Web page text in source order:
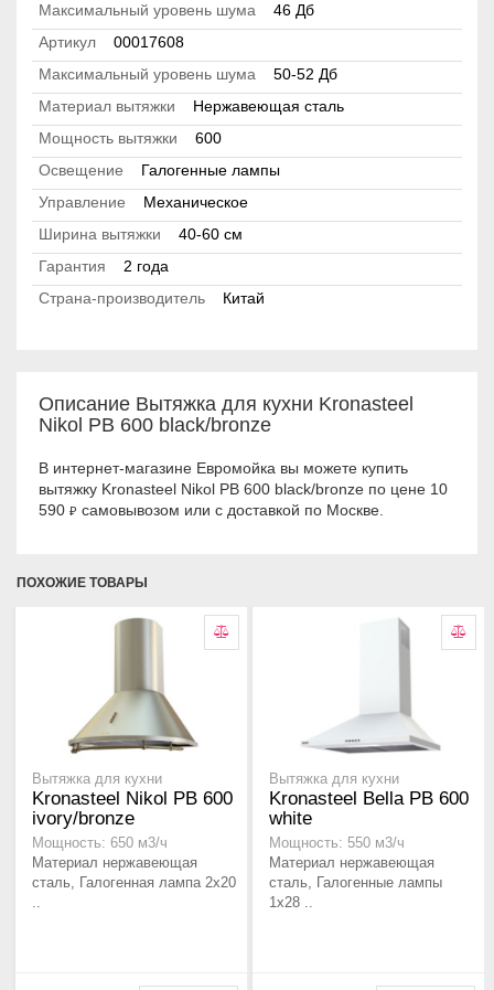
Максимальный уровень шума
46 Дб
Артикул
00017608
Максимальный уровень шума
50-52 Дб
Материал вытяжки
Нержавеющая сталь
Мощность вытяжки
600
Освещение
Галогенные лампы
Управление
Механическое
Ширина вытяжки
40-60 см
Гарантия
2 года
Страна-производитель
Китай
Описание Вытяжка для кухни Kronasteel
Nikol PB 600 black/bronze
В интернет-магазине Евромойка вы можете купить
вытяжку Kronasteel Nikol PB 600 black/bronze по цене 10
590 ₽ самовывозом или с доставкой по Москве.
ПОХОЖИЕ ТОВАРЫ
Вытяжка для кухни
Kronasteel Nikol PB 600
ivory/bronze
Мощность: 650 м3/ч
Материал нержавеющая
сталь, Галогенная лампа 2x20
..
Вытяжка для кухни
Kronasteel Bella PB 600
white
Мощность: 550 м3/ч
Материал нержавеющая
сталь, Галогенные лампы
1x28 ..